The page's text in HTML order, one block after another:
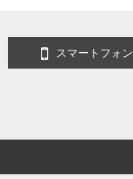
スマートフォン